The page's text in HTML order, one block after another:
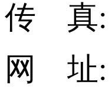
传 真:
网 址: